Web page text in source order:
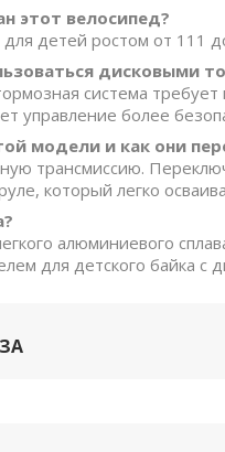
этот велосипед?
детей ростом от 111
дисковыми
система
управление более
модели и как они
трансмиссию.
который легко
алюминиевого
для детского байка с